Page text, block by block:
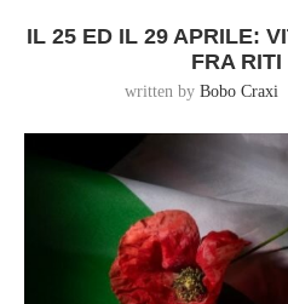
IL 25 ED IL 29 APRILE:
FRA RITI
written by Bobo Craxi